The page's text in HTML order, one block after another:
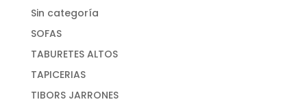
Sin categoría
SOFAS
TABURETES ALTOS
TAPICERIAS
TIBORS JARRONES